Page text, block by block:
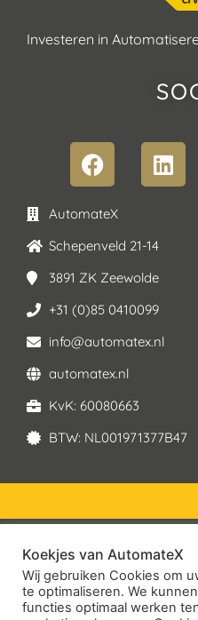
Investeren in
AutomateX
Schepenveld 21-14
3891 ZK Zeewolde
+31 (0)85 0410099
info@automatex.nl
automatex.nl
KvK: 60080663
BTW: NL001971377B47
© 2026 –
Service
Koekjes van AutomateX
Wij gebruiken Cookies om
te optimaliseren. We
functies optimaal werken